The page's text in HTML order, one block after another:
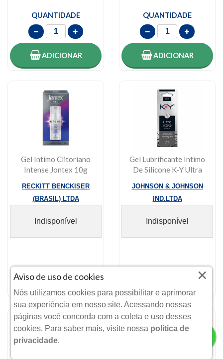
QUANTIDADE
ADICIONAR
QUANTIDADE
ADICIONAR
Gel Intimo Clitoriano
Intense Jontex 10g
RECKITT BENCKISER
(BRASIL) LTDA
Indisponível
Gel Lubrificante Intimo
De Silicone K-Y Ultra
JOHNSON & JOHNSON
IND.LTDA
Indisponível
Aviso de uso de cookies
Nós utilizamos cookies para possibilitar e aprimorar
sua experiência em nosso site. Acessando nossas
páginas você concorda com a coleta e uso desses
cookies. Para saber mais, visite nossa política de
privacidade.
×